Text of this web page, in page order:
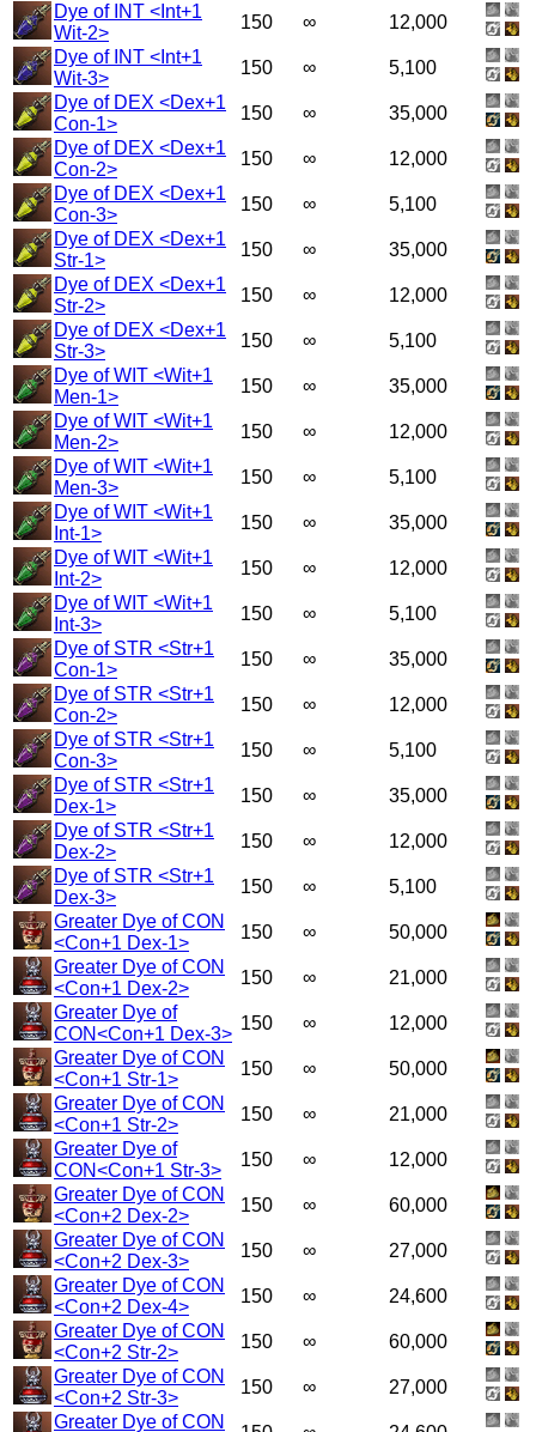
Dye of INT <Int+1
Wit-2>
150 ∞
12,000
Dye of INT <Int+1
Wit-3>
150 ∞
5,100
Dye of DEX <Dex+1
Con-1>
150 ∞
35,000
Dye of DEX <Dex+1
Con-2>
150 ∞
12,000
Dye of DEX <Dex+1
Con-3>
150 ∞
5,100
Dye of DEX <Dex+1
Str-1>
150 ∞
35,000
Dye of DEX <Dex+1
Str-2>
150 ∞
12,000
Dye of DEX <Dex+1
Str-3>
150 ∞
5,100
Dye of WIT <Wit+1
Men-1>
150 ∞
35,000
Dye of WIT <Wit+1
Men-2>
150 ∞
12,000
Dye of WIT <Wit+1
Men-3>
150 ∞
5,100
Dye of WIT <Wit+1
Int-1>
150 ∞
35,000
Dye of WIT <Wit+1
Int-2>
150 ∞
12,000
Dye of WIT <Wit+1
Int-3>
150 ∞
5,100
Dye of STR <Str+1
Con-1>
150 ∞
35,000
Dye of STR <Str+1
Con-2>
150 ∞
12,000
Dye of STR <Str+1
Con-3>
150 ∞
5,100
Dye of STR <Str+1
Dex-1>
150 ∞
35,000
Dye of STR <Str+1
Dex-2>
150 ∞
12,000
Dye of STR <Str+1
Dex-3>
150 ∞
5,100
Greater Dye of CON
<Con+1 Dex-1>
150 ∞
50,000
Greater Dye of CON
<Con+1 Dex-2>
150 ∞
21,000
Greater Dye of
CON<Con+1 Dex-3>
150 ∞
12,000
Greater Dye of CON
<Con+1 Str-1>
150 ∞
50,000
Greater Dye of CON
<Con+1 Str-2>
150 ∞
21,000
Greater Dye of
CON<Con+1 Str-3>
150 ∞
12,000
Greater Dye of CON
<Con+2 Dex-2>
150 ∞
60,000
Greater Dye of CON
<Con+2 Dex-3>
150 ∞
27,000
Greater Dye of CON
<Con+2 Dex-4>
150 ∞
24,600
Greater Dye of CON
<Con+2 Str-2>
150 ∞
60,000
Greater Dye of CON
<Con+2 Str-3>
150 ∞
27,000
Greater Dye of CON